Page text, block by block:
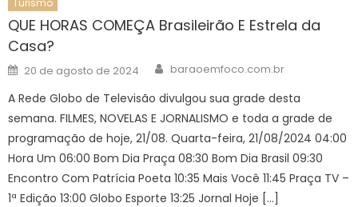
QUE HORAS COMEÇA Brasileirão E Estrela da
Casa?
Posted
on
20 de agosto de 2024 Author
baraoemfoco.com.br
A Rede Globo de Televisão divulgou sua grade desta
semana. FILMES, NOVELAS E JORNALISMO e toda a grade de
programação de hoje, 21/08. Quarta-feira, 21/08/2024 04:00
Hora Um 06:00 Bom Dia Praça 08:30 Bom Dia Brasil 09:30
Encontro Com Patrícia Poeta 10:35 Mais Você 11:45 Praça TV –
1ª Edição 13:00 Globo Esporte 13:25 Jornal Hoje […]